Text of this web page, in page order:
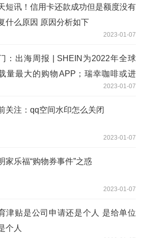
短讯！信用卡还款成功但是额度没有
什么原因 原因分析如下
2023-01-07
：出海周报 | SHEIN为2022年全球
量最大的购物APP；瑞幸咖啡或进
新加坡；2023年过半美国消费者将缩
支……
2023-01-07
关注：qq空间水印怎么关闭
2023-01-07
家乐福“购物券事件”之惑
2023-01-07
津贴是公司申请还是个人 是给单位
个人